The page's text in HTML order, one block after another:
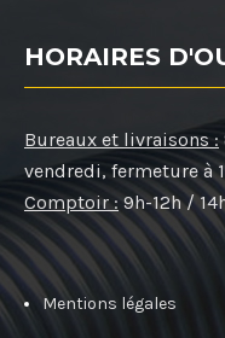
HORAIRES
Bureaux et livraisons :
vendredi, fermeture à
Comptoir : 9h-12h /
Mentions légales